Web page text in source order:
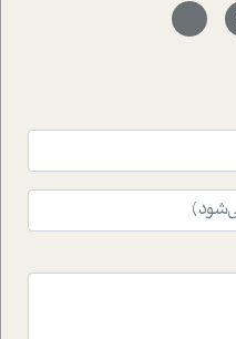
سفیر صلح و دوستی که
و کاشتن درخت، به نماد
طبیعی تبدیل گشته
شماره به دو موضوع
و تاثیرات کاوش های
زندگی امروزی ما نگاهی
اتاق 333 شما را پای صحبت یک تجربه ی
اسکزوئید و مشکلات و نیز
اتاق درمان اتفاق افتاده
هوش مصنوعی در حوزه های